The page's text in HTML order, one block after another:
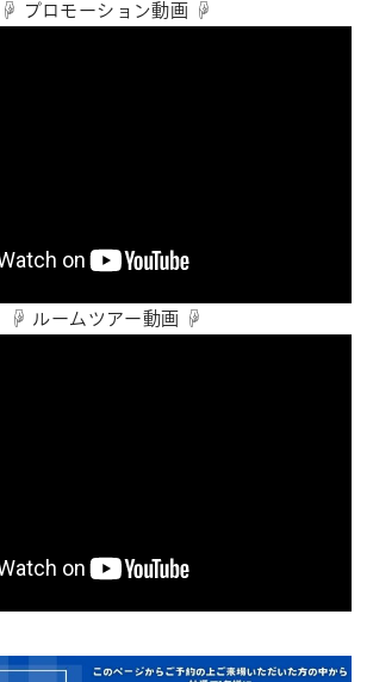
☟ プロモーション動画 ☟
☟ ルームツアー動画 ☟